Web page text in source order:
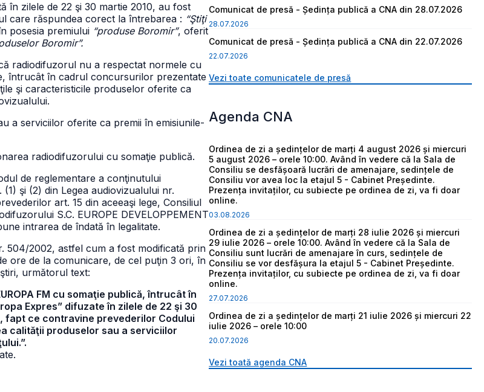
în zilele de 22 şi 30 martie 2010, au fost
care răspundea corect la întrebarea : “Ştiţi
posesia premiului “produse Boromir”, oferit
Boromir”.
radiodifuzorul nu a respectat normele cu
întrucât în cadrul concursurilor prezentate
şi caracteristicile produselor oferite ca
a serviciilor oferite ca premii în emisiunile-
radiodifuzorului cu somaţie publică.
de reglementare a conţinutului
şi (2) din Legea audiovizualului nr.
art. 15 din aceeaşi lege, Consiliul
S.C. EUROPE DEVELOPPEMENT
intrarea de îndată în legalitate.
504/2002, astfel cum a fost modificată prin
ore de la comunicare, de cel puţin 3 ori, în
următorul text:
FM cu somaţie publică, întrucât în
Expres” difuzate în zilele de 22 şi 30
ce contravine prevederilor Codului
calităţii produselor sau a serviciilor
Comunicat de presă - Ședința publică a CNA din 28.07.2026
28.07.2026
Comunicat de presă - Ședința publică a CNA din 22.07.2026
22.07.2026
Vezi toate comunicatele de presă
Agenda CNA
Ordinea de zi a ședințelor de marți 4 august 2026 și miercuri
5 august 2026 – orele 10:00. Având în vedere că la Sala de
Consiliu se desfășoară lucrări de amenajare, sedințele de
Consiliu vor avea loc la etajul 5 - Cabinet Președinte.
Prezența invitaților, cu subiecte pe ordinea de zi, va fi doar
online.
03.08.2026
Ordinea de zi a ședințelor de marți 28 iulie 2026 și miercuri
29 iulie 2026 – orele 10:00. Având în vedere că la Sala de
Consiliu sunt lucrări de amenajare în curs, sedințele de
Consiliu se vor desfășura la etajul 5 - Cabinet Președinte.
Prezența invitaților, cu subiecte pe ordinea de zi, va fi doar
online.
27.07.2026
Ordinea de zi a ședințelor de marți 21 iulie 2026 și miercuri 22
iulie 2026 – orele 10:00
20.07.2026
Vezi toată agenda CNA